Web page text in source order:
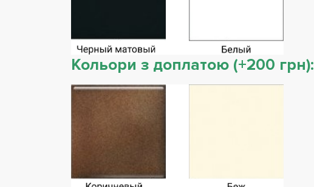
Кольори з доплатою (+200 грн):